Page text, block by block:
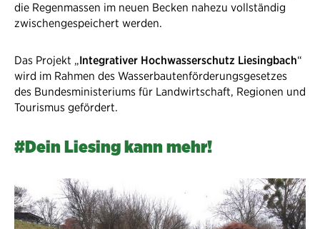
die Regenmassen im neuen Becken nahezu vollständig
zwischengespeichert werden.
Das Projekt „Integrativer Hochwasserschutz Liesingbach“
wird im Rahmen des Wasserbautenförderungsgesetzes
des Bundesministeriums für Landwirtschaft, Regionen und
Tourismus gefördert.​
#Dein Liesing kann mehr!